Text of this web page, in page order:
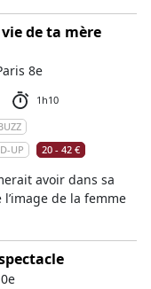
de ta mère
8e
1h10
UP 20 - 42 €
avoir dans sa
de la femme